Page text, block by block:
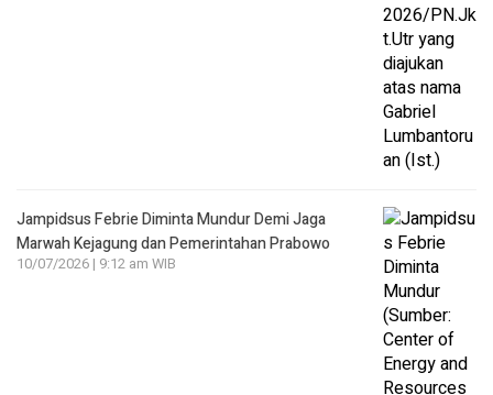
Jampidsus Febrie Diminta Mundur Demi Jaga
Marwah Kejagung dan Pemerintahan Prabowo
10/07/2026 | 9:12 am WIB